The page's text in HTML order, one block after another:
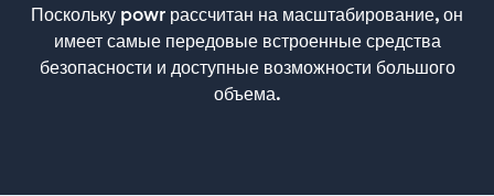
Поскольку powr рассчитан на масштабирование, он
имеет самые передовые встроенные средства
безопасности и доступные возможности большого
объема.